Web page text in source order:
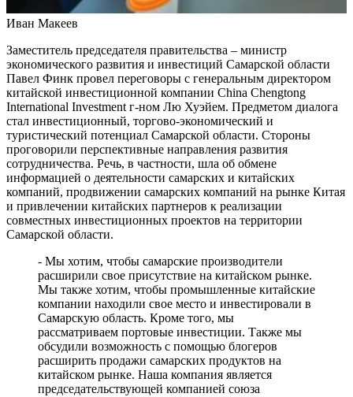
Реализация масштабных задач отрасли: Вячеслав Федорищев
вручил государственные и региональные награды в
07.08.2026 | 17:04
Вместе на страже порядка: вклад добровольных народных
дружин в безопасность Самарской области
07.08.2026 | 17:02
7 августа Волга у берегов Самары прогрелась почти до 24 °C
07.08.2026 | 17:02
Народ, родившийся на Волге: о поволжских немцах
Самарского края
07.08.2026 | 16:58
Для зрителей от 5 до 150 лет: в Новокуйбышевске выпускают
спектакль по мотивам русской сказки
07.08.2026 | 16:50
65 школ Самары уже готовы к учебному году
07.08.2026 | 16:25
Россияне больше не готовы откладывать решение жилищного
вопроса: объем выдачи ипотеки вырос на 38 %
07.08.2026 | 16:13
Завершился первый Всероссийский турнир "Шахматы для
СВОих"
07.08.2026 | 16:12
Полный цикл восстановления жители Правобережья Волги
проходят в Сызранской больнице
07.08.2026 | 16:10
В новом статусе: что известно об и. о. ректора Самарского
Иван Макеев
Заместитель председателя правительства – министр
экономического развития и инвестиций Самарской области
Павел Финк провел переговоры с генеральным директором
китайской инвестиционной компании China Chengtong
International Investment г-ном Лю Хуэйем. Предметом диалога
стал инвестиционный, торгово-экономический и
туристический потенциал Самарской области. Стороны
проговорили перспективные направления развития
сотрудничества. Речь, в частности, шла об обмене
информацией о деятельности самарских и китайских
компаний, продвижении самарских компаний на рынке Китая
и привлечении китайских партнеров к реализации
совместных инвестиционных проектов на территории
Самарской области.
- Мы хотим, чтобы самарские производители
расширили свое присутствие на китайском рынке.
Мы также хотим, чтобы промышленные китайские
компании находили свое место и инвестировали в
Самарскую область. Кроме того, мы
рассматриваем портовые инвестиции. Также мы
обсудили возможность с помощью блогеров
расширить продажи самарских продуктов на
китайском рынке. Наша компания является
председательствующей компанией союза